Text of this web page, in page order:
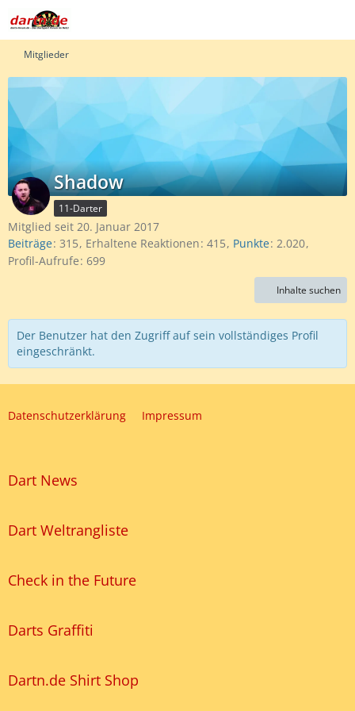
Mitglieder
Shadow
11-Darter
Mitglied seit 20. Januar 2017
Beiträge 315 Erhaltene Reaktionen 415 Punkte 2.020
Profil-Aufrufe 699
Inhalte suchen
Der Benutzer hat den Zugriff auf sein vollständiges Profil
eingeschränkt.
Datenschutzerklärung Impressum
Dart News
Dart Weltrangliste
Check in the Future
Darts Graffiti
Dartn.de Shirt Shop